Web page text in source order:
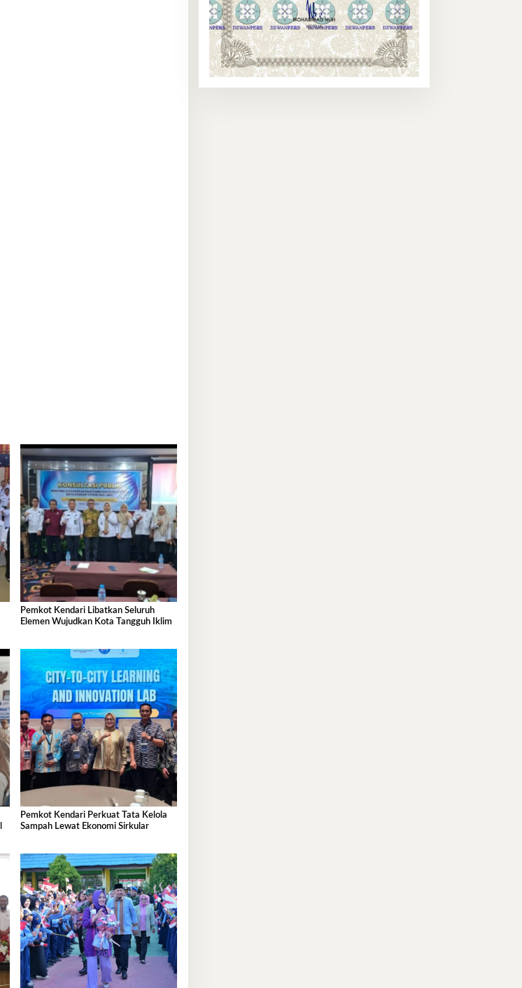
Pemkot Kendari Libatkan Seluruh
Elemen Wujudkan Kota Tangguh Iklim
Pemkot Kendari Perkuat Tata Kelola
Sampah Lewat Ekonomi Sirkular